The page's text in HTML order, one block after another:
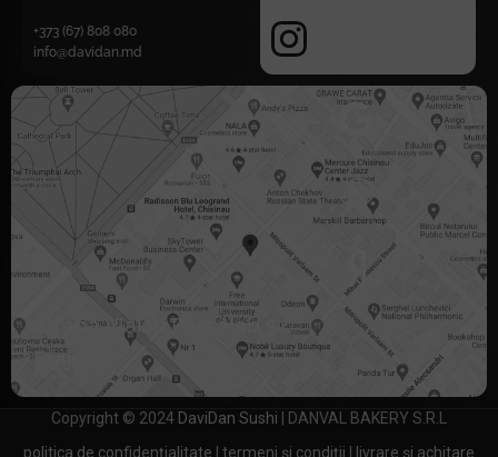
+373 (67) 808 080
info@davidan.md
Strada Vlaicu Pârcălab 52
Etajul 2
Copyright © 2024 DaviDan Sushi | DANVAL BAKERY S.R.L
politica de confidențialitate
termeni și condiții livrare și achitare